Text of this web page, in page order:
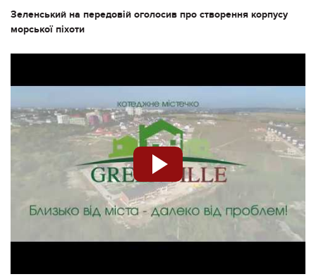
Зеленський на передовій оголосив про створення корпусу
морської піхоти